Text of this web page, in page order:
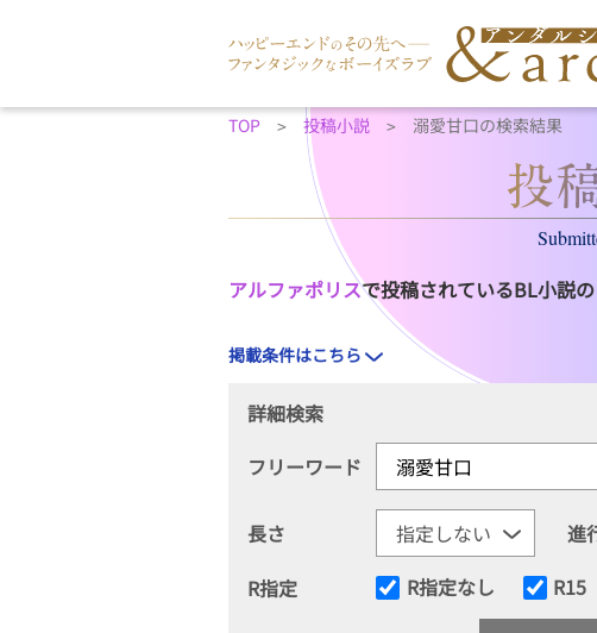
TOP 投稿小説 溺愛甘口の検索結果
アルファポリスで投稿されているBL小説の
掲載条件はこちら
詳細検索
フリーワード
長さ
進
R指定
R指定なし R15